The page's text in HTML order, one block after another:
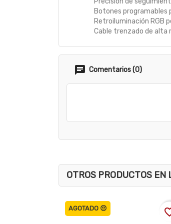
Botones programables
Retroiluminación RGB
Cable trenzado de alta
Comentarios (0)
OTROS PRODUCTOS
AGOTADO 😔